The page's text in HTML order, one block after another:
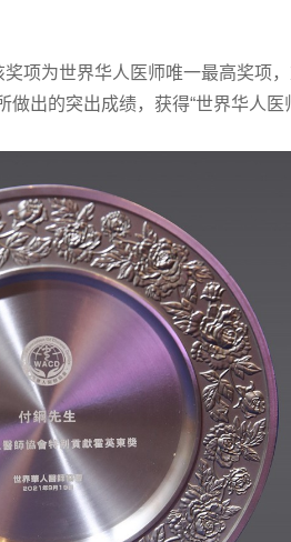
项为世界华人医师唯一最高奖项
出的突出成绩，获得“世界华人医